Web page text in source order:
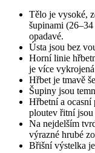
Tělo je vysoké,
šupinami
opadavé.
Ústa jsou bez
Horní linie
je více vykrojená
Hřbet je tmavě
Šupiny jsou
Hřbetní a ocasní
ploutev řitní jsou
Na nejdelším
výrazné hrubé
Břišní výstelka